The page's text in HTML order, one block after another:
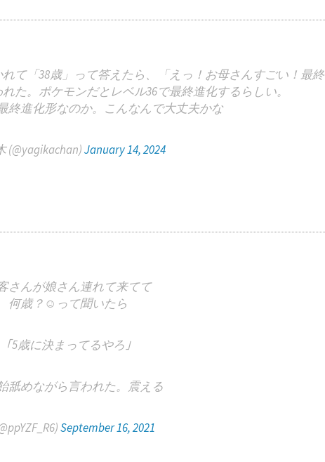
て「38歳」って答えたら、「えっ！お母さんすごい！最終
た。ポケモンだとレベル36で最終進化するらしい。
終進化形なのか。こんなんで大丈夫かな
(@yagikachan)January 14, 2024
さんが娘さん連れて来てて
何歳？☺️って聞いたら
｢5歳に決まってるやろ｣
舐めながら言われた。震える
September 16, 2021